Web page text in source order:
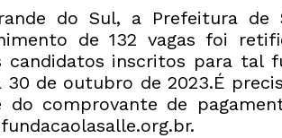
do Sul, a Prefeitura
de 132 vagas foi
candidatos inscritos para tal
30 de outubro de 2023.É
comprovante de
.